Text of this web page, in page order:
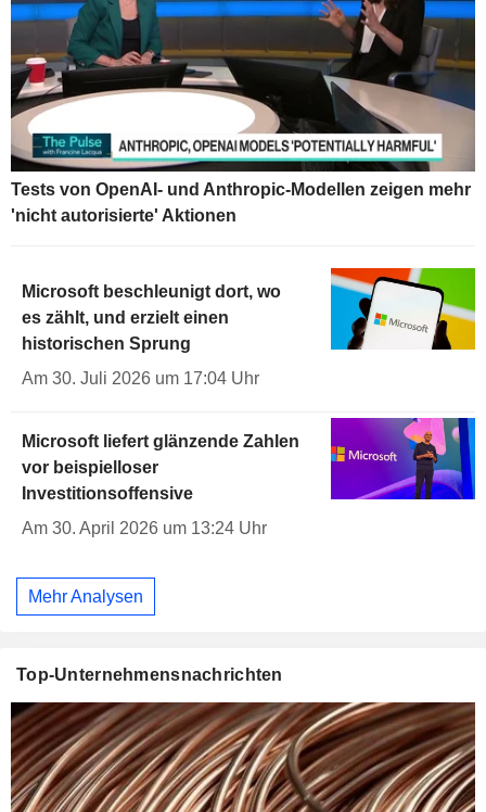
Tests von OpenAI- und Anthropic-Modellen zeigen mehr
'nicht autorisierte' Aktionen
Microsoft beschleunigt dort, wo
es zählt, und erzielt einen
historischen Sprung
Am 30. Juli 2026 um 17:04 Uhr
Microsoft liefert glänzende Zahlen
vor beispielloser
Investitionsoffensive
Am 30. April 2026 um 13:24 Uhr
Mehr Analysen
Top-Unternehmensnachrichten